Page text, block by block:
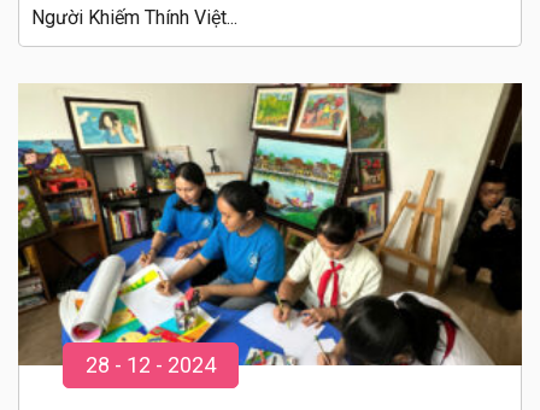
Người Khiếm Thính Việt...
28 - 12 - 2024